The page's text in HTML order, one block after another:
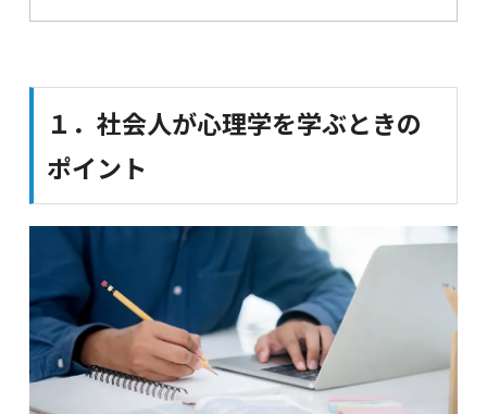
１．社会人が心理学を学ぶときの
ポイント